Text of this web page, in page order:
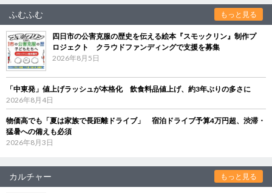
ふむふむ もっと見る
四日市の公害克服の歴史を伝える絵本『スモックリン』制作プ
ロジェクト クラウドファンディングで支援を募集
2026年8月5日
「中東発」値上げラッシュが本格化 飲食料品値上げ、約3年ぶりの多さに
2026年8月4日
物価高でも「夏は家族で長距離ドライブ」 宿泊ドライブ予算4万円超、渋滞・
猛暑への備えも必須
2026年8月3日
カルチャー もっと見る